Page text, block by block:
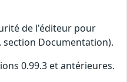
de l'éditeur pour
Documentation).
0.99.3 et antérieures.